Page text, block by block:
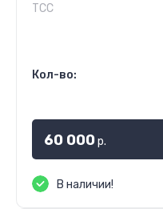
ТСС
Кол-во:
60 000р.
В наличии!